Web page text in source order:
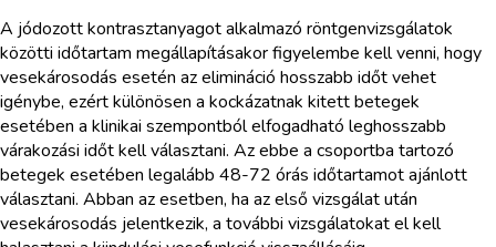
A jódozott kontrasztanyagot alkalmazó röntgenvizsgálatok
közötti időtartam megállapításakor figyelembe kell venni, hogy
vesekárosodás esetén az elimináció hosszabb időt vehet
igénybe, ezért különösen a kockázatnak kitett betegek
esetében a klinikai szempontból elfogadható leghosszabb
várakozási időt kell választani. Az ebbe a csoportba tartozó
betegek esetében legalább 48-72 órás időtartamot ajánlott
választani. Abban az esetben, ha az első vizsgálat után
vesekárosodás jelentkezik, a további vizsgálatokat el kell